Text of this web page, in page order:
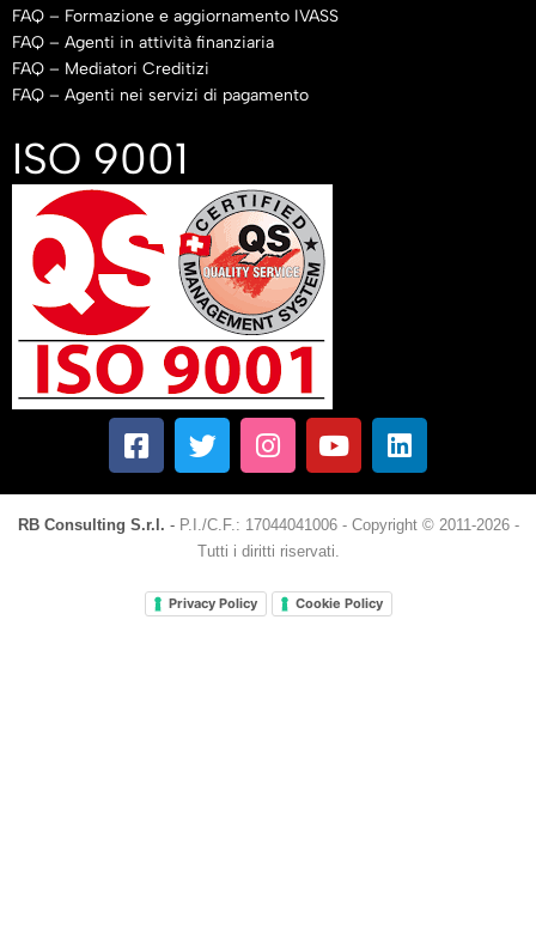
FAQ – Formazione e aggiornamento IVASS
FAQ – Agenti in attività finanziaria
FAQ – Mediatori Creditizi
FAQ – Agenti nei servizi di pagamento
ISO 9001
RB Consulting S.r.l. - P.I./C.F.: 17044041006 - Copyright © 2011-2026 -
Tutti i diritti riservati.
Privacy Policy Cookie Policy